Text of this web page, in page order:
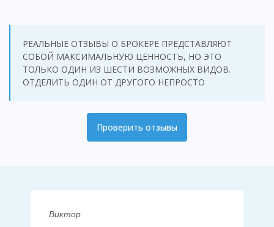
РЕАЛЬНЫЕ ОТЗЫВЫ О БРОКЕРЕ ПРЕДСТАВЛЯЮТ
СОБОЙ МАКСИМАЛЬНУЮ ЦЕННОСТЬ, НО ЭТО
ТОЛЬКО ОДИН ИЗ ШЕСТИ ВОЗМОЖНЫХ ВИДОВ.
ОТДЕЛИТЬ ОДИН ОТ ДРУГОГО НЕПРОСТО
Проверить отзывы
Виктор